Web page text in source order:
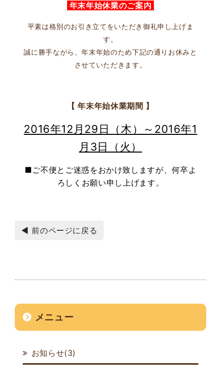
年末年始休業のご案内
平素は格別のお引き立てをいただき御礼申し上げま
す。
誠に勝手ながら、年末年始のため下記の通りお休みと
させていただきます。
【 年末年始休業期間 】
2016年12月29日（木）～2016年1
月3日（火）
■ご不便とご迷惑をおかけ致しますが、何卒よ
ろしくお願い申し上げます。
◀ 前のページに戻る
メニュー
お知らせ(3)